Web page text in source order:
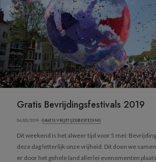
Gratis Bevrijdingsfestivals 2019
04/05/2019 ·GRATIS VRIJETIJDSBESTEDING
Dit weekend is het alweer tijd voor 5 mei:
deze dag letterlijk onze vrijheid. Dit doen we
er door het gehele land allerlei evenementen